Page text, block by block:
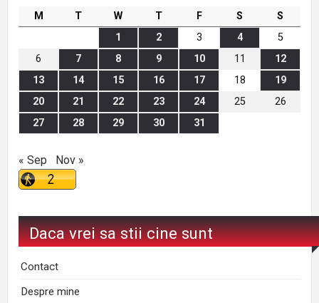
M T W T F S
S
1
2 3 4
5
6
7 8 9 10 11
12
13
14 15 16 17 18
19
20
21 22 23 24 25
26
27
28 29 30 31
« Sep Nov »
Daca vrei sa stii cine sunt
Contact
Despre mine